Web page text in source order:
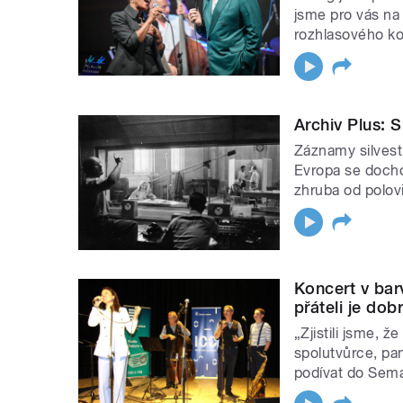
sváteční rituály. Posluchači mohou
šlechtických rodů v pořadu
Humoriáda na cestách. Novoroční
zakladatelem Spirituál kvintetu Jiřím
Zpravodajství: bilanční
speciální vysílání
Stanice Radiožurnál i Plus připravily
nabídku zaměřenou na bilanci
následujícího.
Radiožurnál upraví vánoční vysílání
jsme pro vás
rozhlasového
Archiv Plus:
Záznamy
Evropa se
zhruba od
Koncert v
přáteli je
„Zjistili jsme,
spolutvůrce,
podívat do